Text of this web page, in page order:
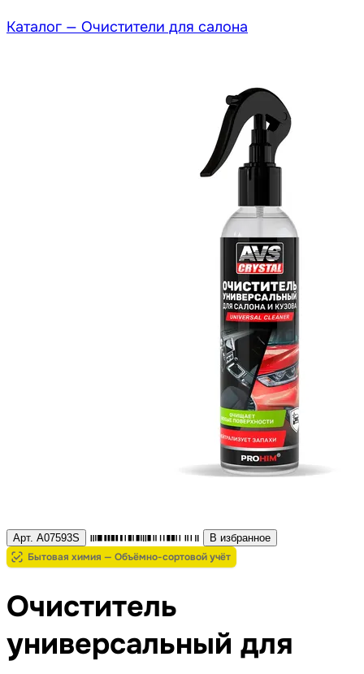
Каталог — Очистители для салона
Арт. A07593S В избранное
Бытовая химия — Объёмно-сортовой учёт
Очиститель
универсальный для